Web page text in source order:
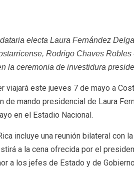
electa Laura Fernández
Rodrigo Chaves Robles
la ceremonia de investidura
este jueves 7 de mayo a
mando presidencial de Laura
en el Estadio Nacional.
incluye una reunión bilateral con
a la cena ofrecida por el
a los jefes de Estado y de